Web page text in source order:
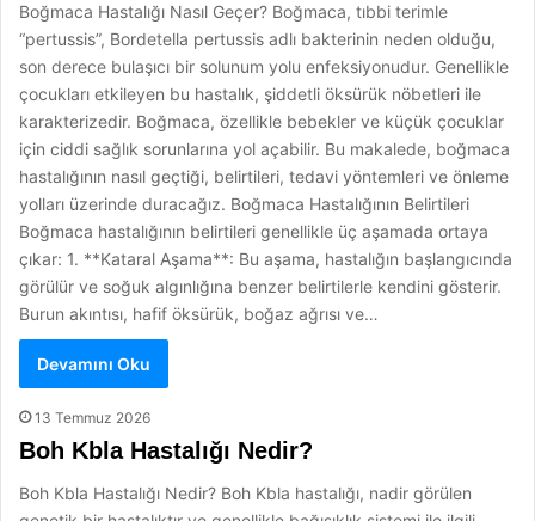
Boğmaca Hastalığı Nasıl Geçer? Boğmaca, tıbbi terimle
“pertussis”, Bordetella pertussis adlı bakterinin neden olduğu,
son derece bulaşıcı bir solunum yolu enfeksiyonudur. Genellikle
çocukları etkileyen bu hastalık, şiddetli öksürük nöbetleri ile
karakterizedir. Boğmaca, özellikle bebekler ve küçük çocuklar
için ciddi sağlık sorunlarına yol açabilir. Bu makalede, boğmaca
hastalığının nasıl geçtiği, belirtileri, tedavi yöntemleri ve önleme
yolları üzerinde duracağız. Boğmaca Hastalığının Belirtileri
Boğmaca hastalığının belirtileri genellikle üç aşamada ortaya
çıkar: 1. **Kataral Aşama**: Bu aşama, hastalığın başlangıcında
görülür ve soğuk algınlığına benzer belirtilerle kendini gösterir.
Burun akıntısı, hafif öksürük, boğaz ağrısı ve…
Devamını Oku
13 Temmuz 2026
Boh Kbla Hastalığı Nedir?
Boh Kbla Hastalığı Nedir? Boh Kbla hastalığı, nadir görülen